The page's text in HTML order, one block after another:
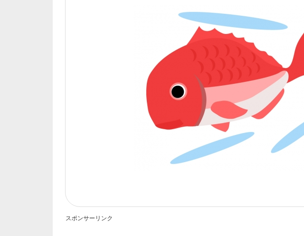
スポンサーリンク